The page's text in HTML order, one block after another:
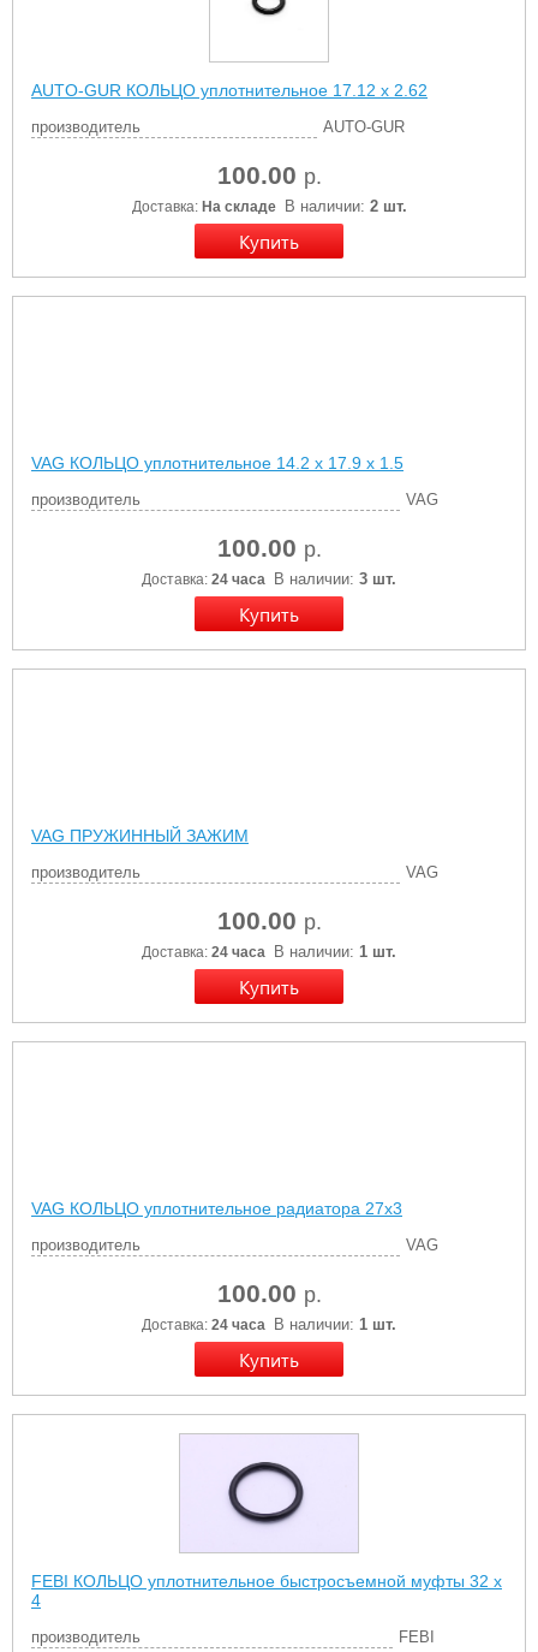
AUTO-GUR КОЛЬЦО уплотнительное 17.12 х 2.62
производитель AUTO-GUR
100.00 р.
Доставка: На складе В наличии: 2 шт.
VAG КОЛЬЦО уплотнительное 14.2 x 17.9 x 1.5
производитель VAG
100.00 р.
Доставка: 24 часа В наличии: 3 шт.
VAG ПРУЖИННЫЙ ЗАЖИМ
производитель VAG
100.00 р.
Доставка: 24 часа В наличии: 1 шт.
VAG КОЛЬЦО уплотнительное радиатора 27х3
производитель VAG
100.00 р.
Доставка: 24 часа В наличии: 1 шт.
FEBI КОЛЬЦО уплотнительное быстросъемной муфты 32 x
4
производитель FEBI